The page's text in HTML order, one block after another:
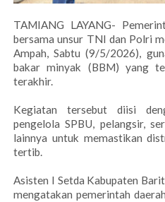
TAMIANG LAYANG-
bersama unsur TNI dan Polri
Ampah, Sabtu (9/5/2026),
bakar minyak (BBM) yang
terakhir.
Kegiatan tersebut diisi
pengelola SPBU, pelangsir,
lainnya untuk memastikan
tertib.
Asisten I Setda Kabupaten
mengatakan pemerintah